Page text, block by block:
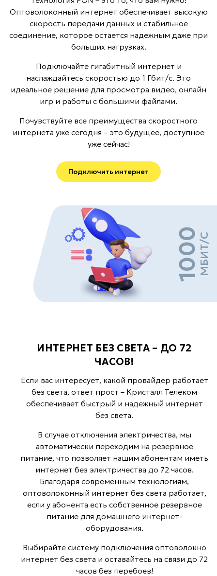
Оптоволоконный интернет обеспечивает высокую
скорость передачи данных и стабильное
соединение, которое остается надежным даже при
больших нагрузках.
Подключайте гигабитный интернет и
наслаждайтесь скоростью до 1 Гбит/с. Это
идеальное решение для просмотра видео, онлайн
игр и работы с большими файлами.
Почувствуйте все преимущества скоростного
интернета уже сегодня – это будущее, доступное
уже сейчас!
Подключить интернет
1000МБИТ/С
ИНТЕРНЕТ БЕЗ СВЕТА – ДО 72
ЧАСОВ!
Если вас интересует, какой провайдер работает
без света, ответ прост – Кристалл Телеком
обеспечивает быстрый и надежный интернет
без света.
В случае отключения электричества, мы
автоматически переходим на резервное
питание, что позволяет нашим абонентам иметь
интернет без электричества до 72 часов.
Благодаря современным технологиям,
оптоволоконный интернет без света работает,
если у абонента есть собственное резервное
питание для домашнего интернет-
оборудования.
Выбирайте систему подключения оптоволокно
интернет без света и оставайтесь на связи до 72
часов без перебоев!